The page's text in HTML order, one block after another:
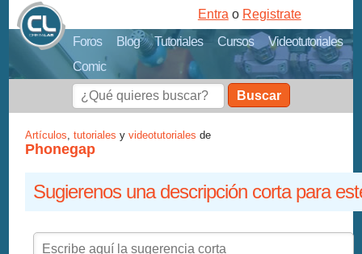
Foros Blog Tutoriales Cursos
Videotutoriales
Comic
Entra o Registrate
Buscar
Artículos,tutoriales yvideotutoriales de
Phonegap
Sugierenos una descripción corta para